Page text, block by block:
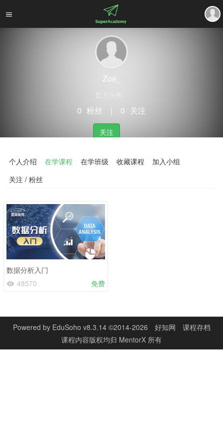
Zoe_
0 粉丝 0 关注
关注
个人介绍 在学课程 在学班级 收藏课程
加入小组
关注 / 粉丝
数据分析入门
48570
免费
Powered by EduSoho v8.3.14©2014-2026 好知网
课程存档
课程内容版权均归 MentorX 所有